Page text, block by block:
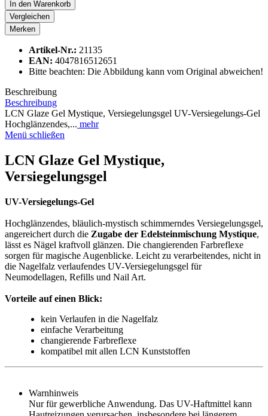
In den Warenkorb
Vergleichen
Merken
Artikel-Nr.: 21135
EAN: 4047816512651
Bitte beachten: Die Abbildung kann vom Original abweichen!
Beschreibung
Beschreibung
LCN Glaze Gel Mystique, Versiegelungsgel UV-Versiegelungs-Gel
Hochglänzendes,... mehr
Menü schließen
LCN Glaze Gel Mystique,
Versiegelungsgel
UV-Versiegelungs-Gel
Hochglänzendes, bläulich-mystisch schimmerndes Versiegelungsgel,
angereichert durch die Zugabe der Edelsteinmischung Mystique,
lässt es Nägel kraftvoll glänzen. Die changierenden Farbreflexe
sorgen für magische Augenblicke. Leicht zu verarbeitendes, nicht in
die Nagelfalz verlaufendes UV-Versiegelungsgel für
Neumodellagen, Refills und Nail Art.
Vorteile auf einen Blick:
kein Verlaufen in die Nagelfalz
einfache Verarbeitung
changierende Farbreflexe
kompatibel mit allen LCN Kunststoffen
Warnhinweis
Nur für gewerbliche Anwendung. Das UV-Haftmittel kann